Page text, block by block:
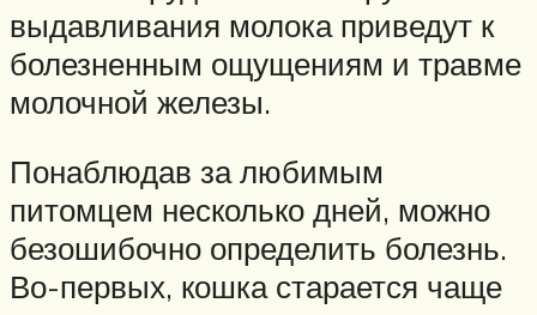
выдавливания молока приведут к
болезненным ощущениям и травме
молочной железы.
Понаблюдав за любимым
питомцем несколько дней, можно
безошибочно определить болезнь.
Во-первых, кошка старается чаще